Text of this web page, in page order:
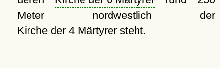
Meter nordwestlich der
Kirche der 4 Märtyrersteht.